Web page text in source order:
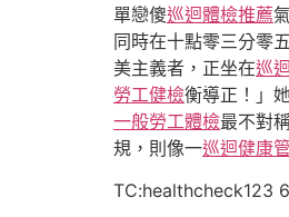
單戀傻巡迴體檢推薦
同時在十點零三分零
美主義者，正坐在巡
勞工健檢衡導正！」
一般勞工體檢最不對
規，則像一巡迴健康
TC:healthcheck123